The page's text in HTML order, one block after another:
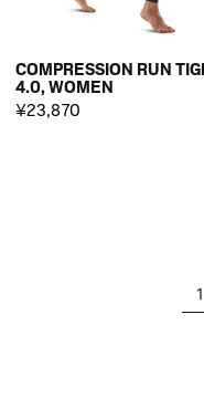
COMPRESSION RUN
4.0, WOMEN
¥23,870
1